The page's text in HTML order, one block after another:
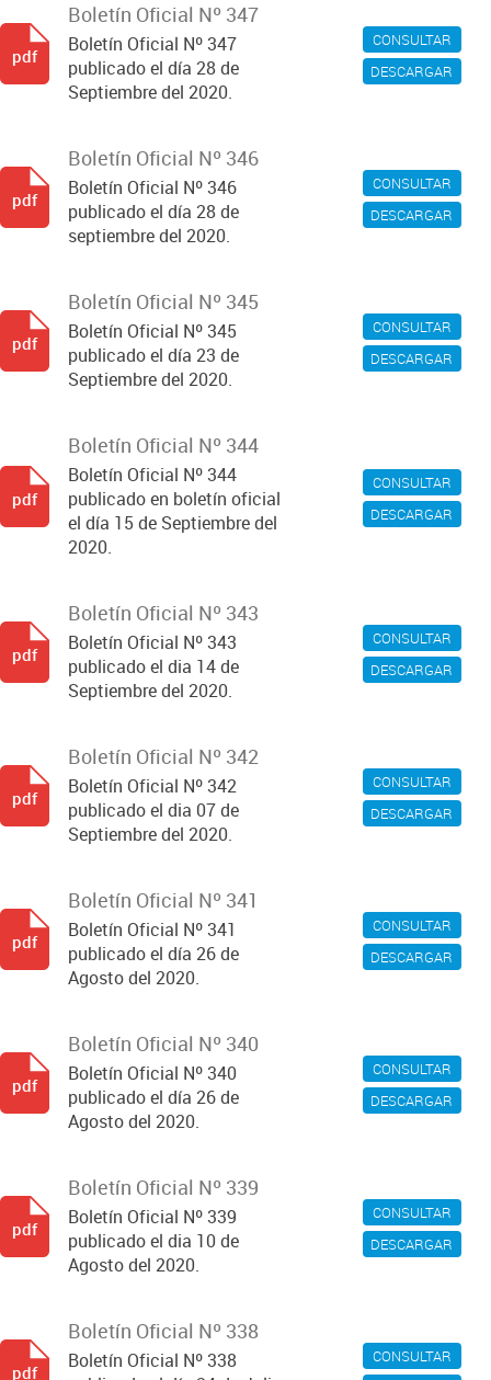
CONSULTAR
DESCARGAR
Boletín Oficial Nº 347
Boletín Oficial Nº 347
publicado el día 28 de
Septiembre del 2020.
pdf
CONSULTAR
DESCARGAR
Boletín Oficial Nº 346
Boletín Oficial Nº 346
publicado el día 28 de
septiembre del 2020.
pdf
CONSULTAR
DESCARGAR
Boletín Oficial Nº 345
Boletín Oficial Nº 345
publicado el día 23 de
Septiembre del 2020.
pdf
CONSULTAR
DESCARGAR
Boletín Oficial Nº 344
Boletín Oficial Nº 344
publicado en boletín oficial
el día 15 de Septiembre del
2020.
pdf
CONSULTAR
DESCARGAR
Boletín Oficial Nº 343
Boletín Oficial Nº 343
publicado el dia 14 de
Septiembre del 2020.
pdf
CONSULTAR
DESCARGAR
Boletín Oficial Nº 342
Boletín Oficial Nº 342
publicado el dia 07 de
Septiembre del 2020.
pdf
CONSULTAR
DESCARGAR
Boletín Oficial Nº 341
Boletín Oficial Nº 341
publicado el día 26 de
Agosto del 2020.
pdf
CONSULTAR
DESCARGAR
Boletín Oficial Nº 340
Boletín Oficial Nº 340
publicado el día 26 de
Agosto del 2020.
pdf
CONSULTAR
DESCARGAR
Boletín Oficial Nº 339
Boletín Oficial Nº 339
publicado el dia 10 de
Agosto del 2020.
pdf
CONSULTAR
Boletín Oficial Nº 338
Boletín Oficial Nº 338
pdf